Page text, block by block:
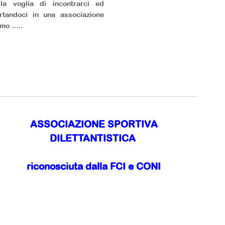
voglia di incontrarci ed
in una associazione
…..
ASSOCIAZIONE SPORTIVA
DILETTANTISTICA
riconosciuta dalla FCI e CONI